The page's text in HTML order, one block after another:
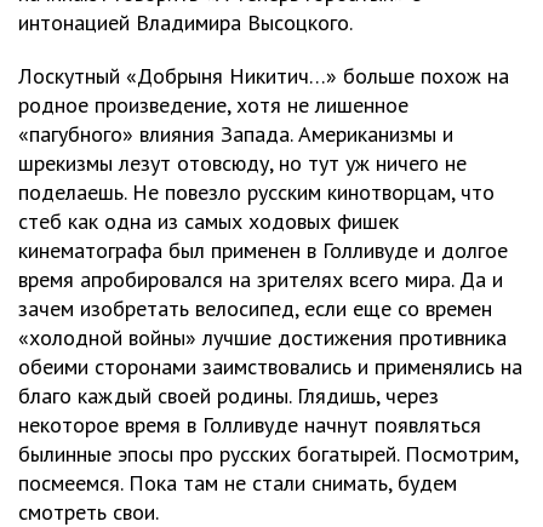
интонацией Владимира Высоцкого.
Лоскутный «Добрыня Никитич…» больше похож на
родное произведение, хотя не лишенное
«пагубного» влияния Запада. Американизмы и
шрекизмы лезут отовсюду, но тут уж ничего не
поделаешь. Не повезло русским кинотворцам, что
стеб как одна из самых ходовых фишек
кинематографа был применен в Голливуде и долгое
время апробировался на зрителях всего мира. Да и
зачем изобретать велосипед, если еще со времен
«холодной войны» лучшие достижения противника
обеими сторонами заимствовались и применялись на
благо каждый своей родины. Глядишь, через
некоторое время в Голливуде начнут появляться
былинные эпосы про русских богатырей. Посмотрим,
посмеемся. Пока там не стали снимать, будем
смотреть свои.